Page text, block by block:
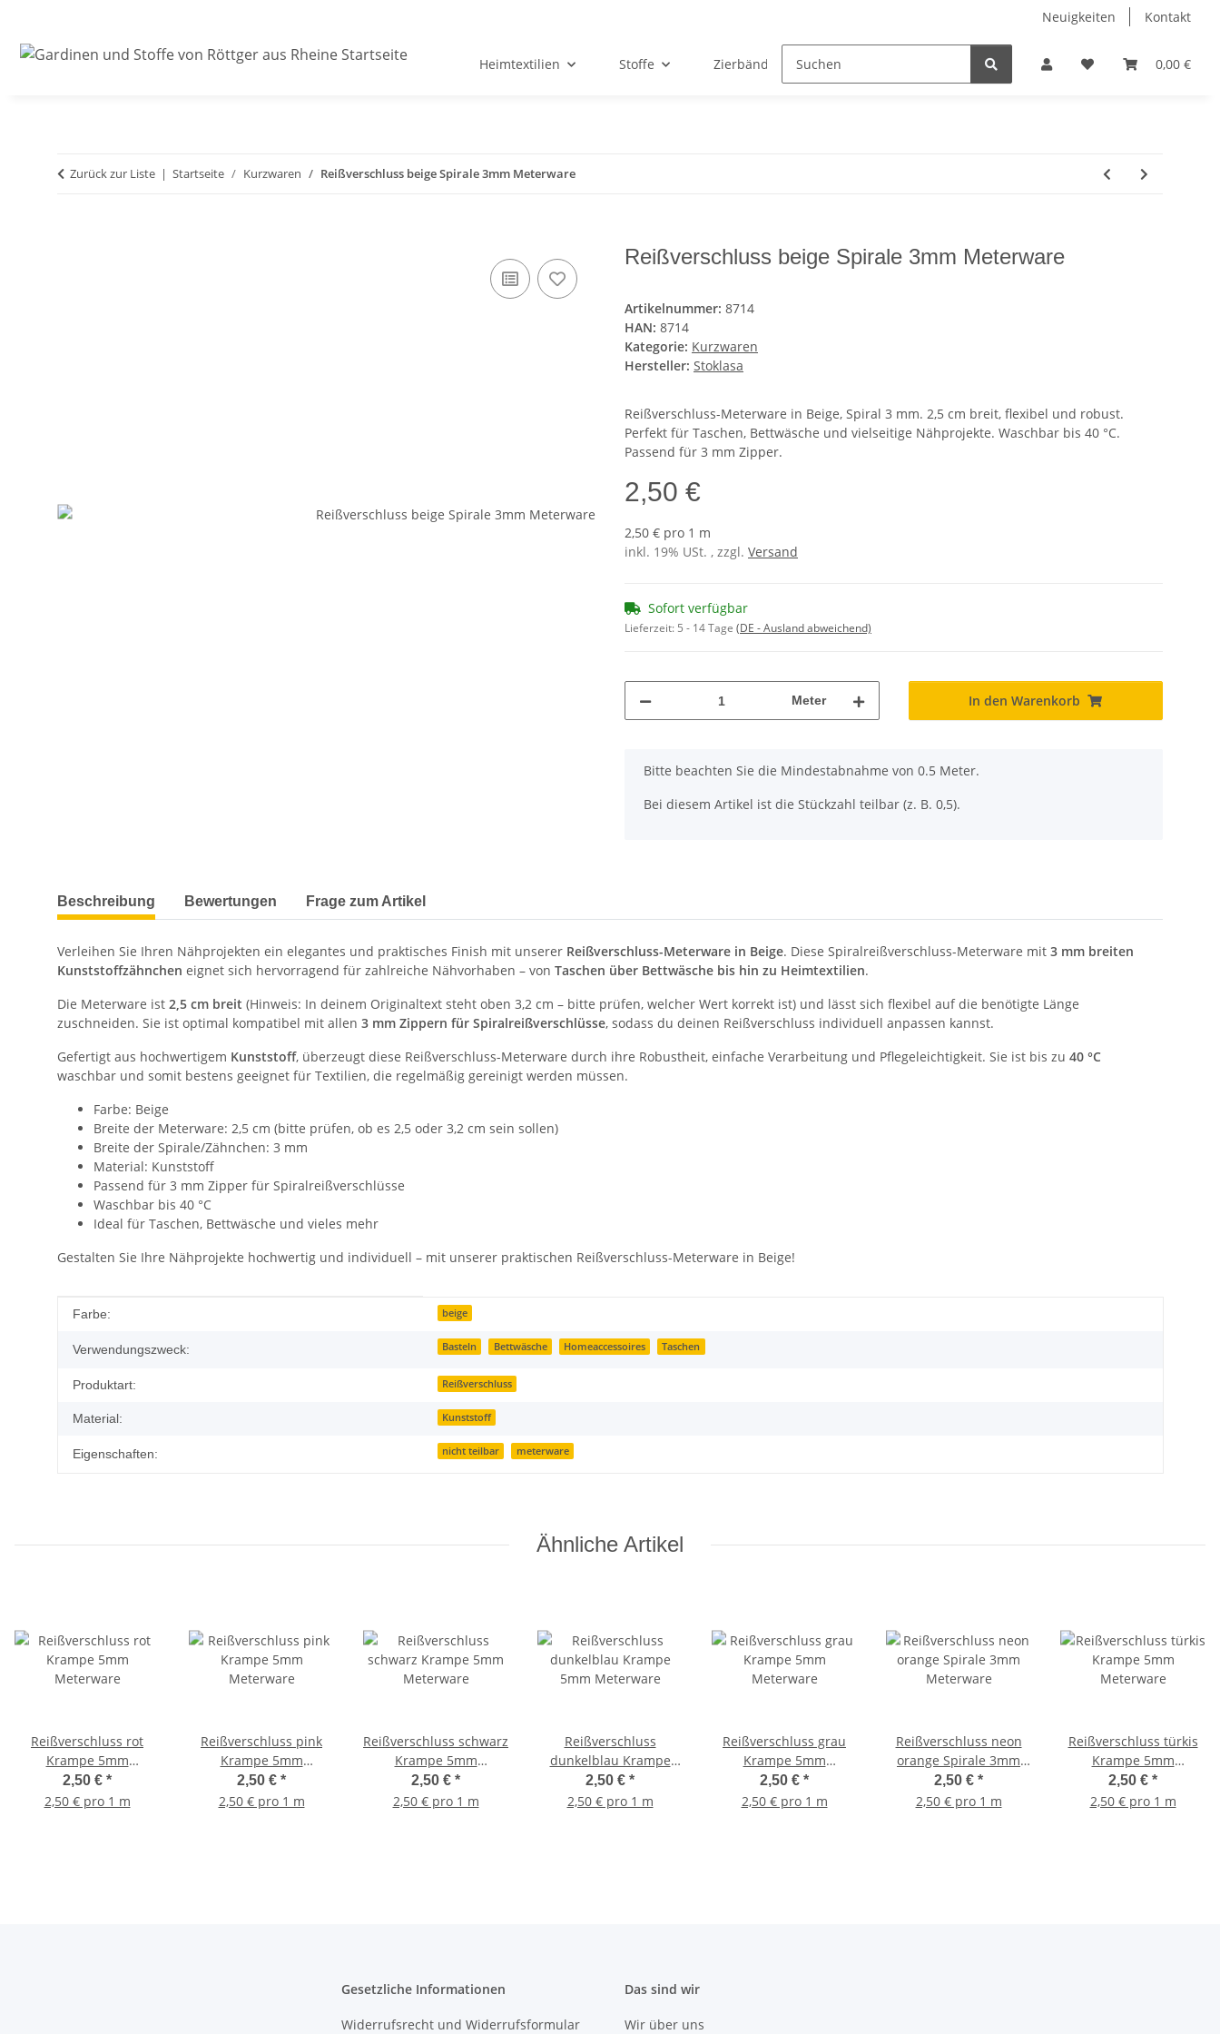
Neuigkeiten Kontakt
0,00 €
Heimtextilien Stoffe Zierbänder & Spitzen Gardinenzubehör Kurzwaren
Zurück zur Liste Startseite Kurzwaren Reißverschluss beige Spirale 3mm Meterware
Reißverschluss beige Spirale 3mm Meterware
Artikelnummer: 8714
HAN: 8714
Kategorie: Kurzwaren
Hersteller: Stoklasa
Reißverschluss-Meterware in Beige, Spiral 3 mm. 2,5 cm breit, flexibel und robust.
Perfekt für Taschen, Bettwäsche und vielseitige Nähprojekte. Waschbar bis 40 °C.
Passend für 3 mm Zipper.
2,50 €
2,50 € pro 1 m
inkl. 19% USt. , zzgl. Versand
Sofort verfügbar
Lieferzeit: 5 - 14 Tage (DE - Ausland abweichend)
Meter In den Warenkorb
x
Bitte beachten Sie die Mindestabnahme von 0.5 Meter.
Bei diesem Artikel ist die Stückzahl teilbar (z. B. 0,5).
weitere Registerkarten anzeigen
Beschreibung Bewertungen Frage zum Artikel
Verleihen Sie Ihren Nähprojekten ein elegantes und praktisches Finish mit unserer Reißverschluss-Meterware in Beige. Diese Spiralreißverschluss-Meterware mit 3 mm breiten
Kunststoffzähnchen eignet sich hervorragend für zahlreiche Nähvorhaben – von Taschen über Bettwäsche bis hin zu Heimtextilien.
Die Meterware ist 2,5 cm breit (Hinweis: In deinem Originaltext steht oben 3,2 cm – bitte prüfen, welcher Wert korrekt ist) und lässt sich flexibel auf die benötigte Länge
zuschneiden. Sie ist optimal kompatibel mit allen 3 mm Zippern für Spiralreißverschlüsse, sodass du deinen Reißverschluss individuell anpassen kannst.
Gefertigt aus hochwertigem Kunststoff, überzeugt diese Reißverschluss-Meterware durch ihre Robustheit, einfache Verarbeitung und Pflegeleichtigkeit. Sie ist bis zu 40 °C
waschbar und somit bestens geeignet für Textilien, die regelmäßig gereinigt werden müssen.
Farbe: Beige
Breite der Meterware: 2,5 cm (bitte prüfen, ob es 2,5 oder 3,2 cm sein sollen)
Breite der Spirale/Zähnchen: 3 mm
Material: Kunststoff
Passend für 3 mm Zipper für Spiralreißverschlüsse
Waschbar bis 40 °C
Ideal für Taschen, Bettwäsche und vieles mehr
Gestalten Sie Ihre Nähprojekte hochwertig und individuell – mit unserer praktischen Reißverschluss-Meterware in Beige!
Produkteigenschaft
Wert
Farbe: beige
Verwendungszweck: Basteln Bettwäsche Homeaccessoires Taschen
Produktart: Reißverschluss
Material: Kunststoff
Eigenschaften: nicht teilbar meterware
Ähnliche Artikel
Reißverschluss rot
Krampe 5mm
Meterware
2,50 € *
2,50 € pro 1 m
Reißverschluss pink
Krampe 5mm
Meterware
2,50 € *
2,50 € pro 1 m
Reißverschluss schwarz
Krampe 5mm
Meterware
2,50 € *
2,50 € pro 1 m
Reißverschluss
dunkelblau Krampe
5mm Meterware
2,50 € *
2,50 € pro 1 m
Reißverschluss grau
Krampe 5mm
Meterware
2,50 € *
2,50 € pro 1 m
Reißverschluss neon
orange Spirale 3mm
Meterware
2,50 € *
2,50 € pro 1 m
Reißverschluss türkis
Krampe 5mm
Meterware
2,50 € *
2,50 € pro 1 m
Gesetzliche Informationen
Widerrufsrecht und Widerrufsformular
Das sind wir
Wir über uns